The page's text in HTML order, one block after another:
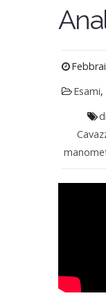
Esami,